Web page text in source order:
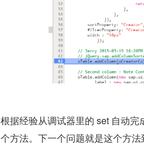
根据经验从调试器里的 set 自动
个方法。下一个问题就是这个方法